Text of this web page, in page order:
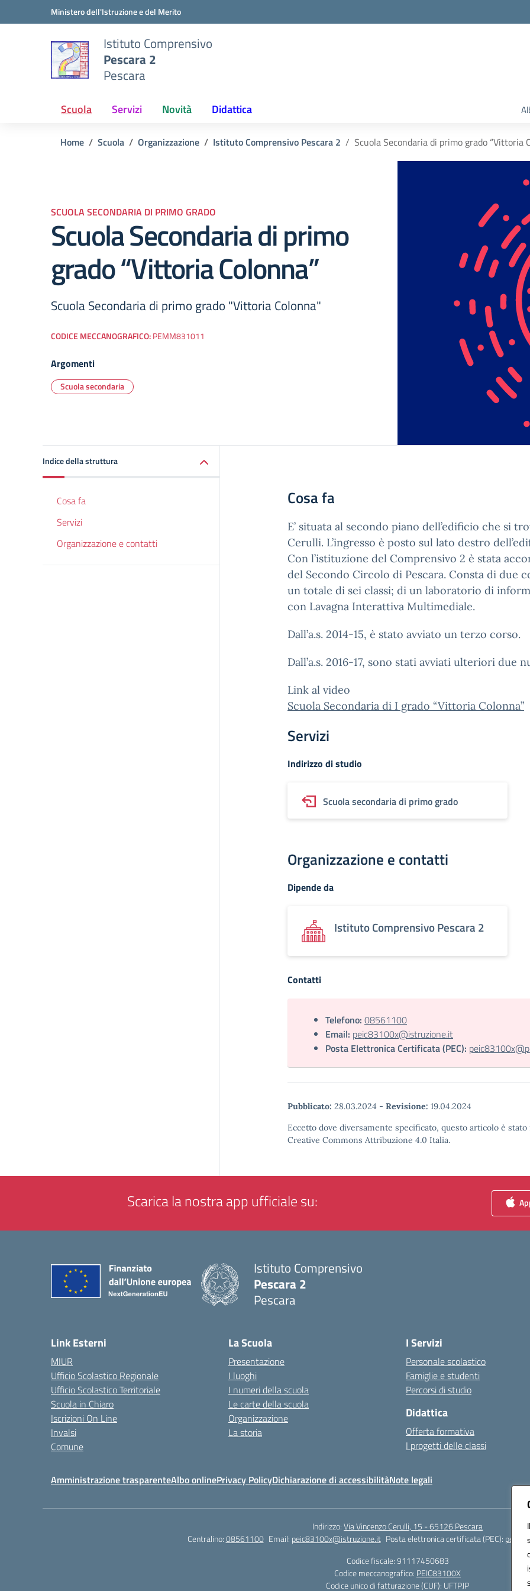
Vai ai contenuti
Vai al menu di navigazioneMinistero dell'Istruzione e del Merito
Istituto Comprensivo
Pescara 2
Pescara
Scuola Servizi Novità Didattica
Home Scuola Organizzazione Istituto Comprensivo Pescara 2 Scuola Secondaria di primo grado “Vittoria
SCUOLA SECONDARIA DI PRIMO GRADO
Scuola Secondaria di primo
grado “Vittoria Colonna”
Scuola Secondaria di primo grado "Vittoria Colonna"
CODICE MECCANOGRAFICO:PEMM831011
Argomenti
Scuola secondaria
Indice della struttura
Cosa fa
Servizi
Organizzazione e contatti
Cosa fa
E’ situata al secondo piano dell’edificio che si
Cerulli. L’ingresso è posto sul lato destro
Con l’istituzione del Comprensivo 2 è stata
del Secondo Circolo di Pescara. Consta di due
un totale di sei classi; di un laboratorio di
con Lavagna Interattiva Multimediale.
Dall’a.s. 2014-15, è stato avviato un terzo corso.
Dall’a.s. 2016-17, sono stati avviati ulteriori due
Link al video
Scuola Secondaria di I grado “Vittoria Colonna”
Servizi
Indirizzo di studio
Scuola secondaria di primo grado
Organizzazione e contatti
Dipende da
Istituto Comprensivo Pescara 2
Contatti
Telefono: 08561100
Email: peic83100x@istruzione.it
Posta Elettronica Certificata (PEC):
Pubblicato: 28.03.2024 - Revisione: 19.04.2024
Eccetto dove diversamente specificato, questo articolo è
Creative Commons Attribuzione 4.0 Italia.
Scarica la nostra app ufficiale su:
Istituto Comprensivo
Pescara 2
Pescara
Link Esterni
MIUR
Ufficio Scolastico Regionale
Ufficio Scolastico Territoriale
Scuola in Chiaro
Iscrizioni On Line
Invalsi
Comune
La Scuola
Presentazione
I luoghi
I numeri della scuola
Le carte della scuola
Organizzazione
La storia
I Servizi
Personale scolastico
Famiglie e studenti
Percorsi di studio
Didattica
Offerta formativa
I progetti delle classi
Amministrazione trasparenteAlbo onlinePrivacy PolicyDichiarazione di accessibilitàNote legali
Indirizzo:Via Vincenzo Cerulli, 15 - 65126 Pescara
Centralino:08561100 Email: peic83100x@istruzione.it Posta elettronica certificata (PEC):
Codice fiscale: 91117450683
Codice meccanografico: PEIC83100X
Codice unico di fatturazione (CUF): UFTPJP